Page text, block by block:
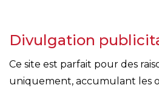
Divulgation
Ce site est parfait pour des
uniquement, accumulant les